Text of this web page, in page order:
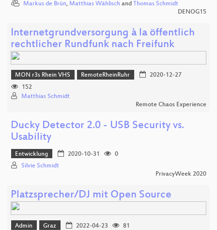
Markus de Brün, Matthias Wählisch and Thomas Schmidt
DENOG15
Internetgrundversorgung à la öffentlich
rechtlicher Rundfunk nach Freifunk
MON r3s Rhein VHS RemoteRheinRuhr
2020-12-27
152
Matthias Schmidt
Remote Chaos Experience
Ducky Detector 2.0 - USB Security vs.
Usability
Entwicklung 2020-10-31
0
Silvie Schmidt
PrivacyWeek 2020
Platzsprecher/DJ mit Open Source
Admin Graz 2022-04-23
81